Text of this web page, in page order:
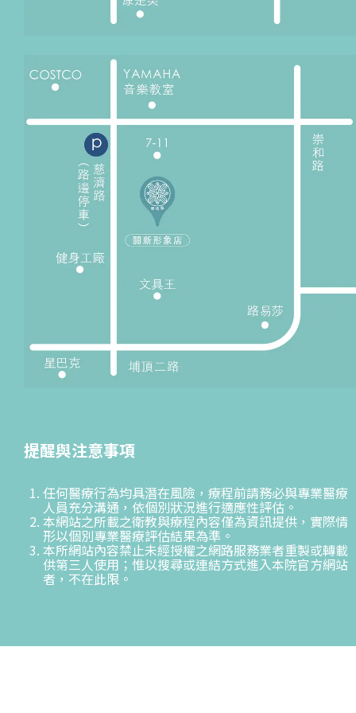
提醒與注意事項
任何醫療行為均具潛在風險，療程前請務必與專業醫療
人員充分溝通，依個別狀況進行適應性評估。
本網站之所載之衛教與療程內容僅為資訊提供，實際情
形以個別專業醫療評估結果為準。
本所網站內容禁止未經授權之網路服務業者重製或轉載
供第三人使用；惟以搜尋或連結方式進入本院官方網站
者，不在此限。